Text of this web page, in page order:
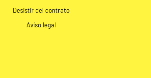
Desistir del contrato
Aviso legal